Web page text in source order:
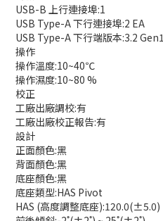
USB-B 上行連接埠:1
USB Type-A 下行連接埠:2 EA
USB Type-A 下行端版本:3.2 Gen1
操作
操作溫度:10~40℃
操作濕度:10~80 %
校正
工廠出廠調校:有
工廠出廠校正報告:有
設計
正面顏色:黑
背面顏色:黑
底座顏色:黑
底座類型:HAS Pivot
HAS (高度調整底座):120.0(±5.0)